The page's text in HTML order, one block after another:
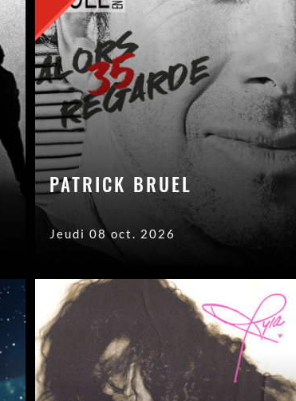
PATRICK BRUEL
Jeudi 08 oct. 2026